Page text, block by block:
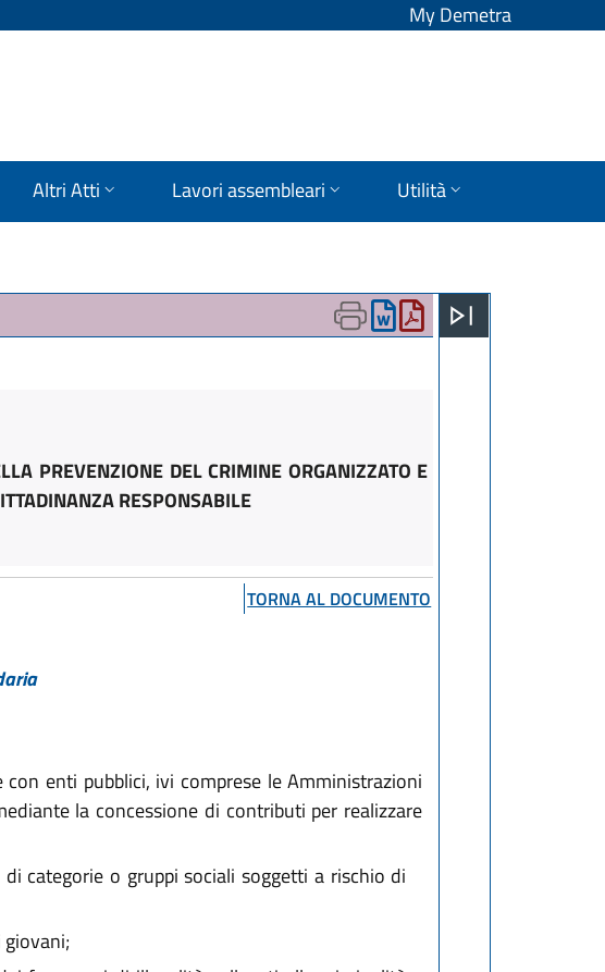
My Demetra
Altri Atti Lavori assembleari Utilità
PREVENZIONE DEL CRIMINE ORGANIZZATO E
RESPONSABILE
TORNA AL DOCUMENTO
enti pubblici, ivi comprese le Amministrazioni
la concessione di contributi per realizzare
categorie o gruppi sociali soggetti a rischio di